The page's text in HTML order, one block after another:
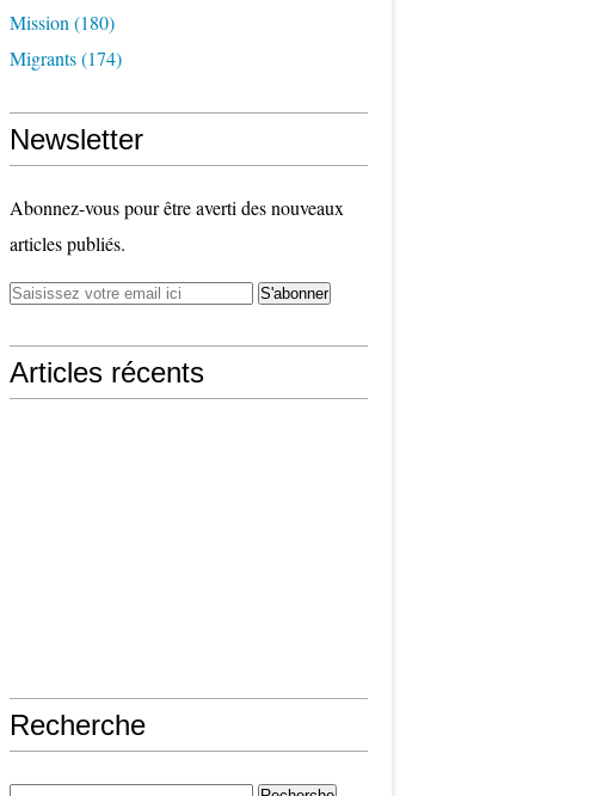
Mission (180)
Migrants(174)
Newsletter
Abonnez-vous pour être averti des nouveaux
articles publiés.
Articles récents
Recherche